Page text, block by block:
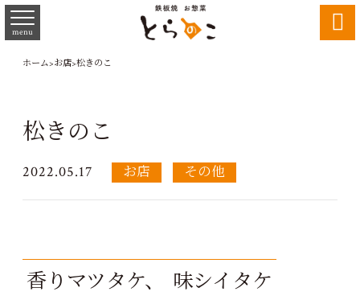
menu 
ホーム>お店>松きのこ
松きのこ
2022.05.17 お店 その他
香りマツタケ、 味シイタケ